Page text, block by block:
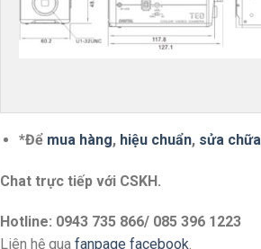
*Để mua hàng, hiệu chuẩn, sửa chữa
Chat trực tiếp với CSKH.
Hotline: 0943 735 866/ 085 396 1223
Liên hệ qua fanpage facebook.